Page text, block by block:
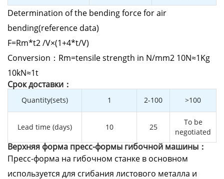
Determination of the bending force for air
bending(reference data)
F=Rm*t2 /V×(1+4*t/V)
Conversion：Rm=tensile strength in N/mm2 10N≈1Kg
10kN≈1t
Cрок доставки：
Quantity(sets) 1 2-100 >100
Lead time (days) 10 25
To be
negotiated
Верхняя форма пресс-формы гибочной машины：
Пресс-форма на гибочном станке в основном
используется для сгибания листового металла и